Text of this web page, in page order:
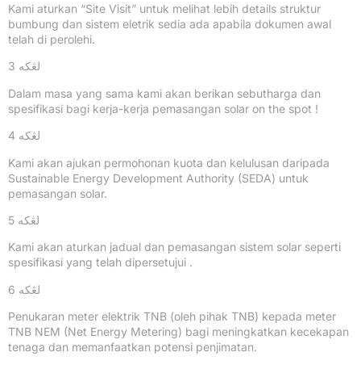
Kami aturkan “Site Visit” untuk melihat lebih details struktur
bumbung dan sistem eletrik sedia ada apabila dokumen awal
telah di perolehi.
لڠکه 3
Dalam masa yang sama kami akan berikan sebutharga dan
spesifikasi bagi kerja-kerja pemasangan solar on the spot !
لڠکه 4
Kami akan ajukan permohonan kuota dan kelulusan daripada
Sustainable Energy Development Authority (SEDA) untuk
pemasangan solar.
لڠکه 5
Kami akan aturkan jadual dan pemasangan sistem solar seperti
spesifikasi yang telah dipersetujui .
لڠکه 6
Penukaran meter elektrik TNB (oleh pihak TNB) kepada meter
TNB NEM (Net Energy Metering) bagi meningkatkan kecekapan
tenaga dan memanfaatkan potensi penjimatan.